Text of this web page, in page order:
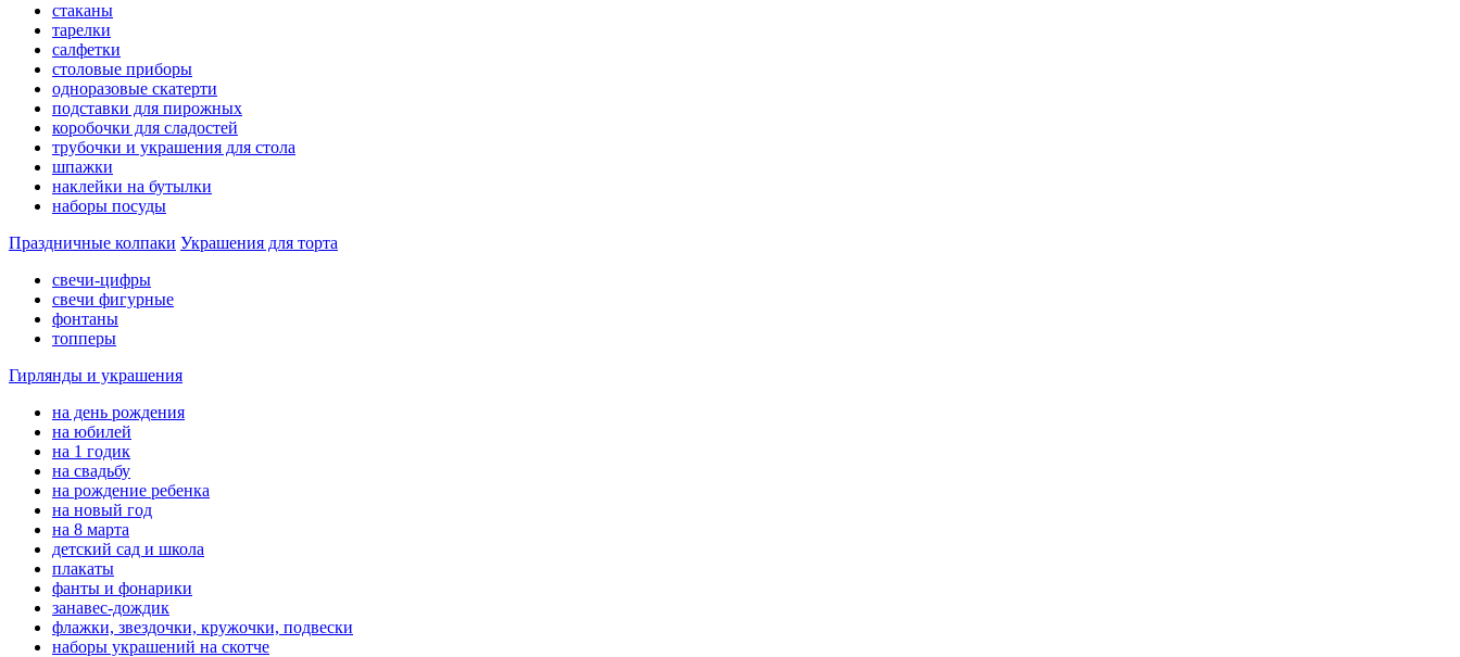
стаканы
тарелки
салфетки
столовые приборы
одноразовые скатерти
подставки для пирожных
коробочки для сладостей
трубочки и украшения для стола
шпажки
наклейки на бутылки
наборы посуды
Праздничные колпаки Украшения для торта
свечи-цифры
свечи фигурные
фонтаны
топперы
Гирлянды и украшения
на день рождения
на юбилей
на 1 годик
на свадьбу
на рождение ребенка
на новый год
на 8 марта
детский сад и школа
плакаты
фанты и фонарики
занавес-дождик
флажки, звездочки, кружочки, подвески
наборы украшений на скотче